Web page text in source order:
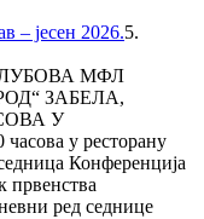
– јесен 2026.5.
МФЛ
ЗАБЕЛА,
У
у ресторану
Конференција
првенства
ред седнице